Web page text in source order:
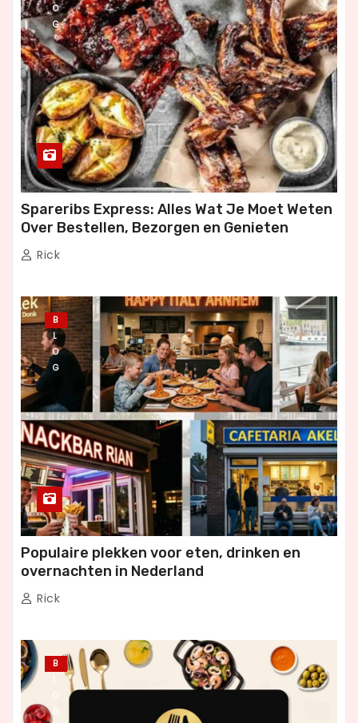
O
G
Spareribs Express: Alles Wat Je Moet Weten
Over Bestellen, Bezorgen en Genieten
Rick
B
L
O
G
Populaire plekken voor eten, drinken en
overnachten in Nederland
Rick
B
L
O
G